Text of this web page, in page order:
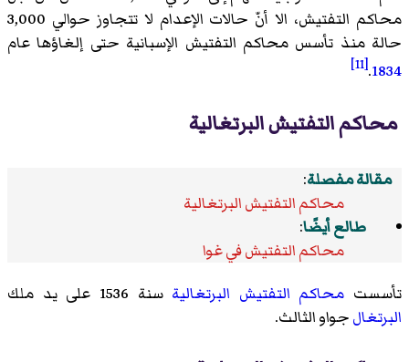
محاكم التفتيش، الا أنّ حالات الإعدام لا تتجاوز حوالي 3,000
حالة منذ تأسس محاكم التفتيش الإسبانية حتى إلغاؤها عام
1834
.
[11]
محاكم التفتيش البرتغالية
مقالة مفصلة:
محاكم التفتيش البرتغالية
طالع أيضًا:
محاكم التفتيش في غوا
تأسست محاكم التفتيش البرتغالية سنة 1536 على يد ملك
البرتغالجواو الثالث.